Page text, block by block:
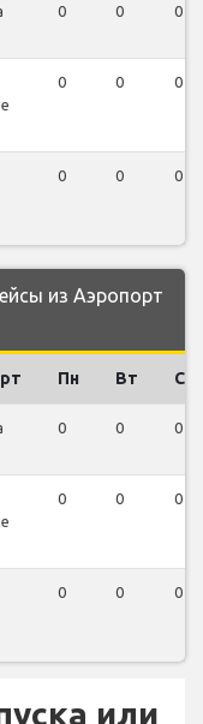
0 0 0
0 0 0
0 0 0
из Аэропорт
Пн Вт Ср
0 0 0
0 0 0
0 0 0
или